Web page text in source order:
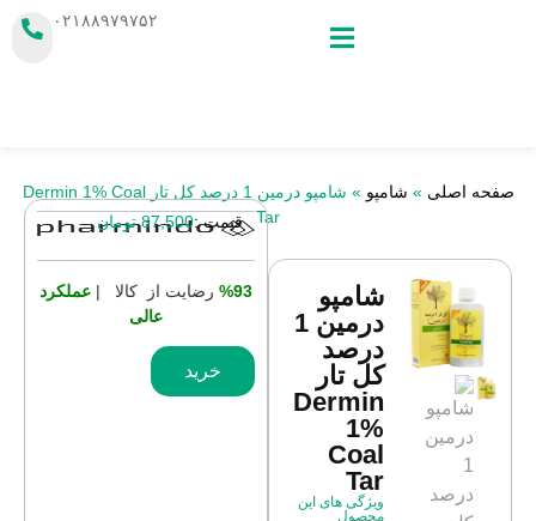
۰۲۱۸۸۹۷۹۷۵۲
صفحه اصلی » شامپو »
شامپو درمین 1 درصد کل تار Dermin 1% Coal
Tar
شامپو
درمین 1
درصد
کل تار
Dermin
1%
Coal
Tar
ویژگی های این
محصول
قیمت :87,500 تومان
%93 رضایت از کالا | عملکرد
عالی
خرید